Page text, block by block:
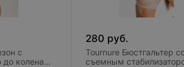
с
до колена
280 руб.
Tournure Бюстгальтер
съемным